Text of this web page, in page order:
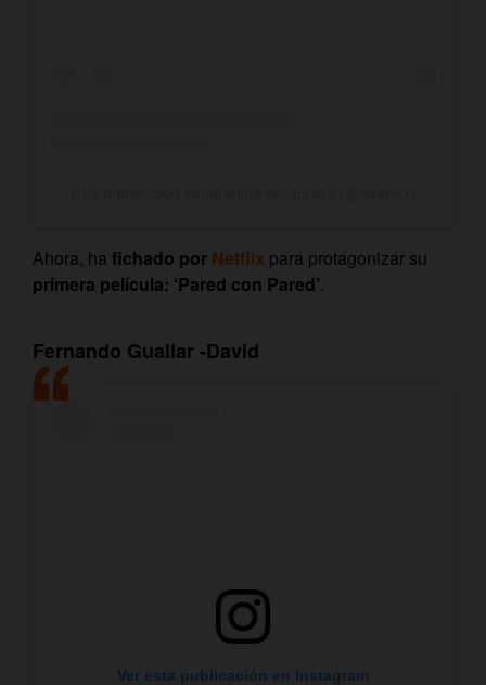
Ahora, ha fichado por Netflix para protagonizar su
primera película: ‘Pared con Pared’.
Fernando Guallar -David
Ver esta publicación en Instagram